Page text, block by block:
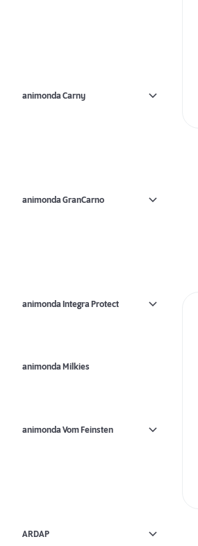
animonda Carny
animonda GranCarno
animonda Integra Protect
animonda Milkies
animonda Vom Feinsten
ARDAP